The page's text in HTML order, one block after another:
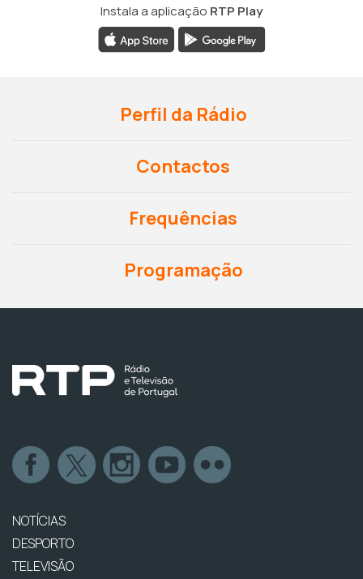
Instala a aplicação RTP Play
Perfil da Rádio
Contactos
Frequências
Programação
NOTÍCIAS
DESPORTO
TELEVISÃO